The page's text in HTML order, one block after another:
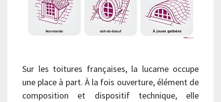
Sur les toitures françaises, la lucarne occupe
une place à part. À la fois ouverture, élément de
composition et dispositif technique, elle